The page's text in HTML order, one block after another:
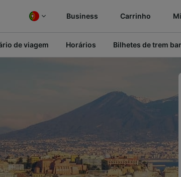
Business Carrinho
de viagem Horários Bilhetes de trem